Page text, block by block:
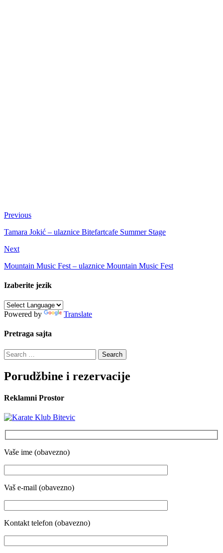
Previous
Tamara Jokić – ulaznice Bitefartcafe Summer Stage
Next
Mountain Music Fest – ulaznice Mountain Music Fest
Izaberite jezik
Powered by Translate
Pretraga sajta
Search
for:
Porudžbine i rezervacije
Reklamni Prostor
Vaše ime (obavezno)
Vaš e-mail (obavezno)
Kontakt telefon (obavezno)